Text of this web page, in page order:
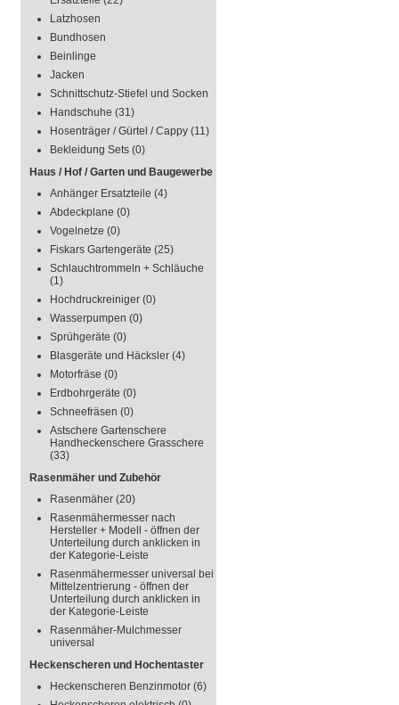
Latzhosen
Bundhosen
Beinlinge
Jacken
Schnittschutz-Stiefel und Socken
Handschuhe (31)
Hosenträger / Gürtel / Cappy (11)
Bekleidung Sets (0)
Haus / Hof / Garten und Baugewerbe
Anhänger Ersatzteile (4)
Abdeckplane (0)
Vogelnetze (0)
Fiskars Gartengeräte (25)
Schlauchtrommeln + Schläuche
(1)
Hochdruckreiniger (0)
Wasserpumpen (0)
Sprühgeräte (0)
Blasgeräte und Häcksler (4)
Motorfräse (0)
Erdbohrgeräte (0)
Schneefräsen (0)
Astschere Gartenschere
Handheckenschere Grasschere
(33)
Rasenmäher und Zubehör
Rasenmäher (20)
Rasenmähermesser nach
Hersteller + Modell - öffnen der
Unterteilung durch anklicken in
der Kategorie-Leiste
Rasenmähermesser universal bei
Mittelzentrierung - öffnen der
Unterteilung durch anklicken in
der Kategorie-Leiste
Rasenmäher-Mulchmesser
universal
Heckenscheren und Hochentaster
Heckenscheren Benzinmotor (6)